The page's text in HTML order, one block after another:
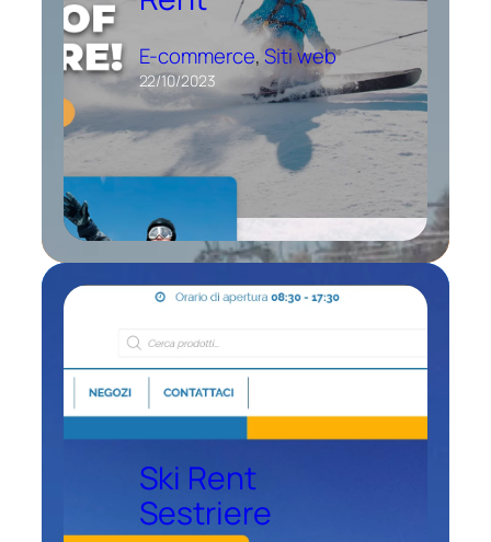
E-commerce, Siti web
22/10/2023
Ski Rent
Sestriere